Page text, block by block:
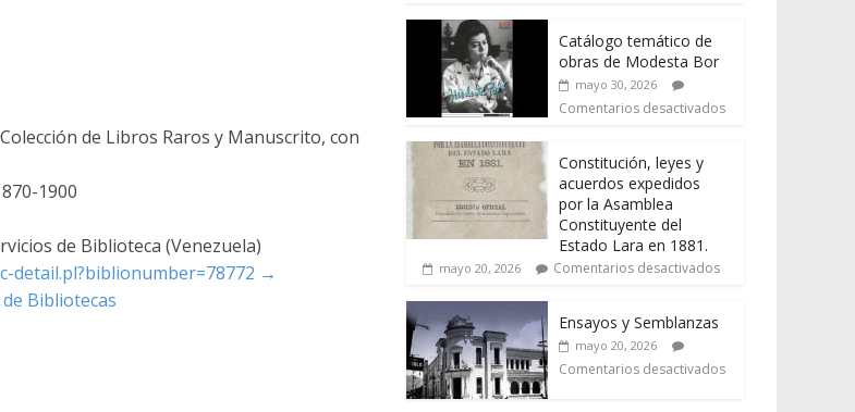
de Libros Raros y Manuscrito, con
1900
de Biblioteca (Venezuela)
detail.pl?biblionumber=78772 →
Bibliotecas
Catálogo temático de
obras de Modesta Bor
mayo 30, 2026
Comentarios desactivados
Constitución, leyes y
acuerdos expedidos
por la Asamblea
Constituyente del
Estado Lara en 1881.
mayo 20, 2026 Comentarios desactivados
Ensayos y Semblanzas
mayo 20, 2026
Comentarios desactivados